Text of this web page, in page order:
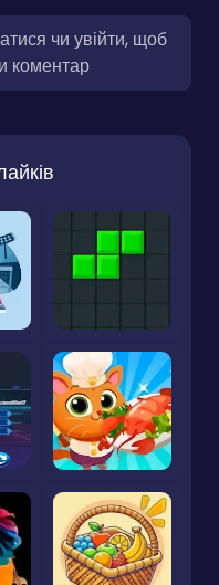
чи увійти, щоб
коментар